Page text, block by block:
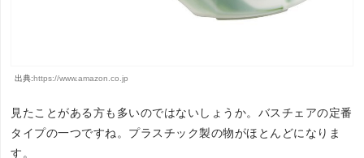
出典:https://www.amazon.co.jp
見たことがある方も多いのではないしょうか。バスチェアの定番
タイプの一つですね。プラスチック製の物がほとんどになりま
す。